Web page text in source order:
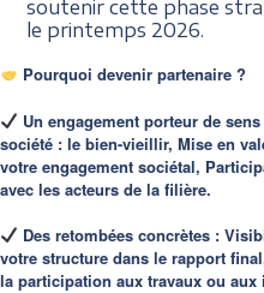
soutenir cette phase
le printemps 2026.
Pourquoi devenir partenaire ?
Un engagement porteur de
société : le bien-vieillir, Mise en
votre engagement sociétal,
avec les acteurs de la filière.
Des retombées concrètes :
votre structure dans le rapport
la participation aux travaux ou aux